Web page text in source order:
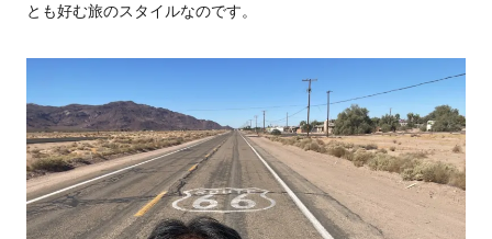
とも好む旅のスタイルなのです。